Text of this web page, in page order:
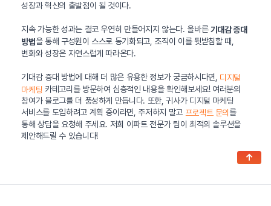
성장과 혁신의 출발점이 될 것이다.
지속 가능한 성과는 결코 우연히 만들어지지 않는다. 올바른기대감 증대
방법을 통해 구성원이 스스로 동기화되고, 조직이 이를 뒷받침할 때,
변화와 성장은 자연스럽게 따라온다.
기대감 증대 방법에 대해 더 많은 유용한 정보가 궁금하시다면, 디지털
마케팅 카테고리를 방문하여 심층적인 내용을 확인해보세요! 여러분의
참여가 블로그를 더 풍성하게 만듭니다. 또한, 귀사가 디지털 마케팅
서비스를 도입하려고 계획 중이라면, 주저하지 말고 프로젝트 문의 를
통해 상담을 요청해 주세요. 저희 이파트 전문가 팀이 최적의 솔루션을
제안해드릴 수 있습니다!
↑